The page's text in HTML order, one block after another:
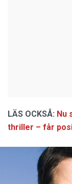
LÄS OCKSÅ: Nu
thriller – får